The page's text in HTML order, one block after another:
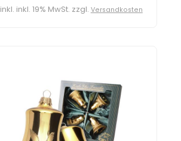
inkl. inkl. 19% MwSt. zzgl. Versandkosten